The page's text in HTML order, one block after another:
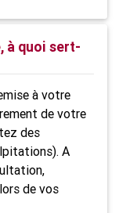
à quoi sert-
à votre
de votre
des
A
de vos